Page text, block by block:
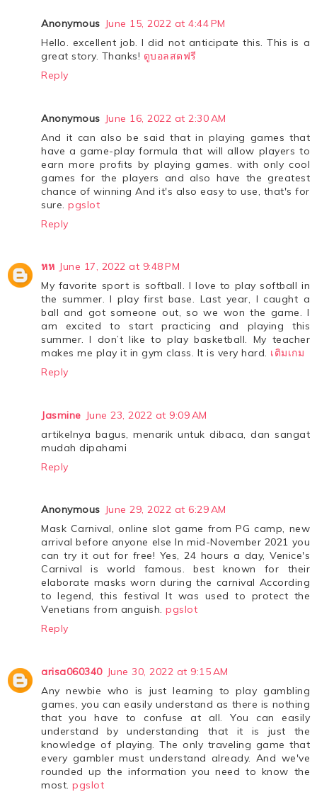
Anonymous June 15, 2022 at 4:44 PM
Hello. excellent job. I did not anticipate this. This is a
great story. Thanks! ดูบอลสดฟรี
Reply
Anonymous June 16, 2022 at 2:30 AM
And it can also be said that in playing games that
have a game-play formula that will allow players to
earn more profits by playing games. with only cool
games for the players and also have the greatest
chance of winning And it's also easy to use, that's for
sure. pgslot
Reply
หห June 17, 2022 at 9:48 PM
My favorite sport is softball. I love to play softball in
the summer. I play first base. Last year, I caught a
ball and got someone out, so we won the game. I
am excited to start practicing and playing this
summer. I don’t like to play basketball. My teacher
makes me play it in gym class. It is very hard. เติมเกม
Reply
Jasmine June 23, 2022 at 9:09 AM
artikelnya bagus, menarik untuk dibaca, dan sangat
mudah dipahami
Reply
Anonymous June 29, 2022 at 6:29 AM
Mask Carnival, online slot game from PG camp, new
arrival before anyone else In mid-November 2021 you
can try it out for free! Yes, 24 hours a day, Venice's
Carnival is world famous. best known for their
elaborate masks worn during the carnival According
to legend, this festival It was used to protect the
Venetians from anguish. pgslot
Reply
arisa060340 June 30, 2022 at 9:15 AM
Any newbie who is just learning to play gambling
games, you can easily understand as there is nothing
that you have to confuse at all. You can easily
understand by understanding that it is just the
knowledge of playing. The only traveling game that
every gambler must understand already. And we've
rounded up the information you need to know the
most. pgslot